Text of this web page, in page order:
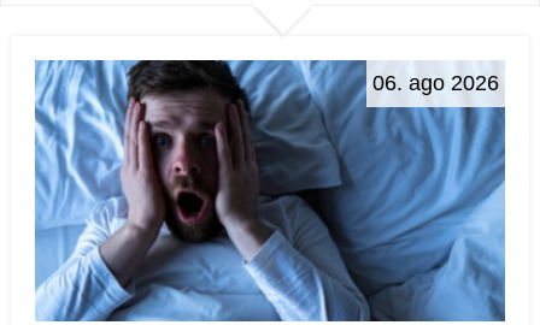
06. ago 2026